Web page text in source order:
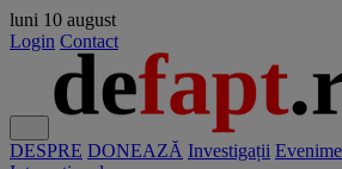
luni 10 august
Login Contact
DESPRE DONEAZĂ Investigații